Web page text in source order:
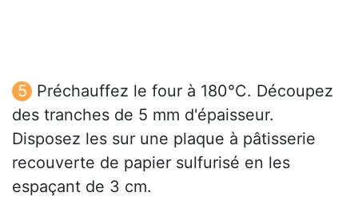
Préchauffez le four à 180°C. Découpez
des tranches de 5 mm d'épaisseur.
Disposez les sur une plaque à pâtisserie
recouverte de papier sulfurisé en les
espaçant de 3 cm.